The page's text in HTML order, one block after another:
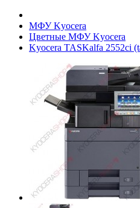
МФУ Kyocera
Цветные МФУ Kyocera
Kyocera TASKalfa 2552ci